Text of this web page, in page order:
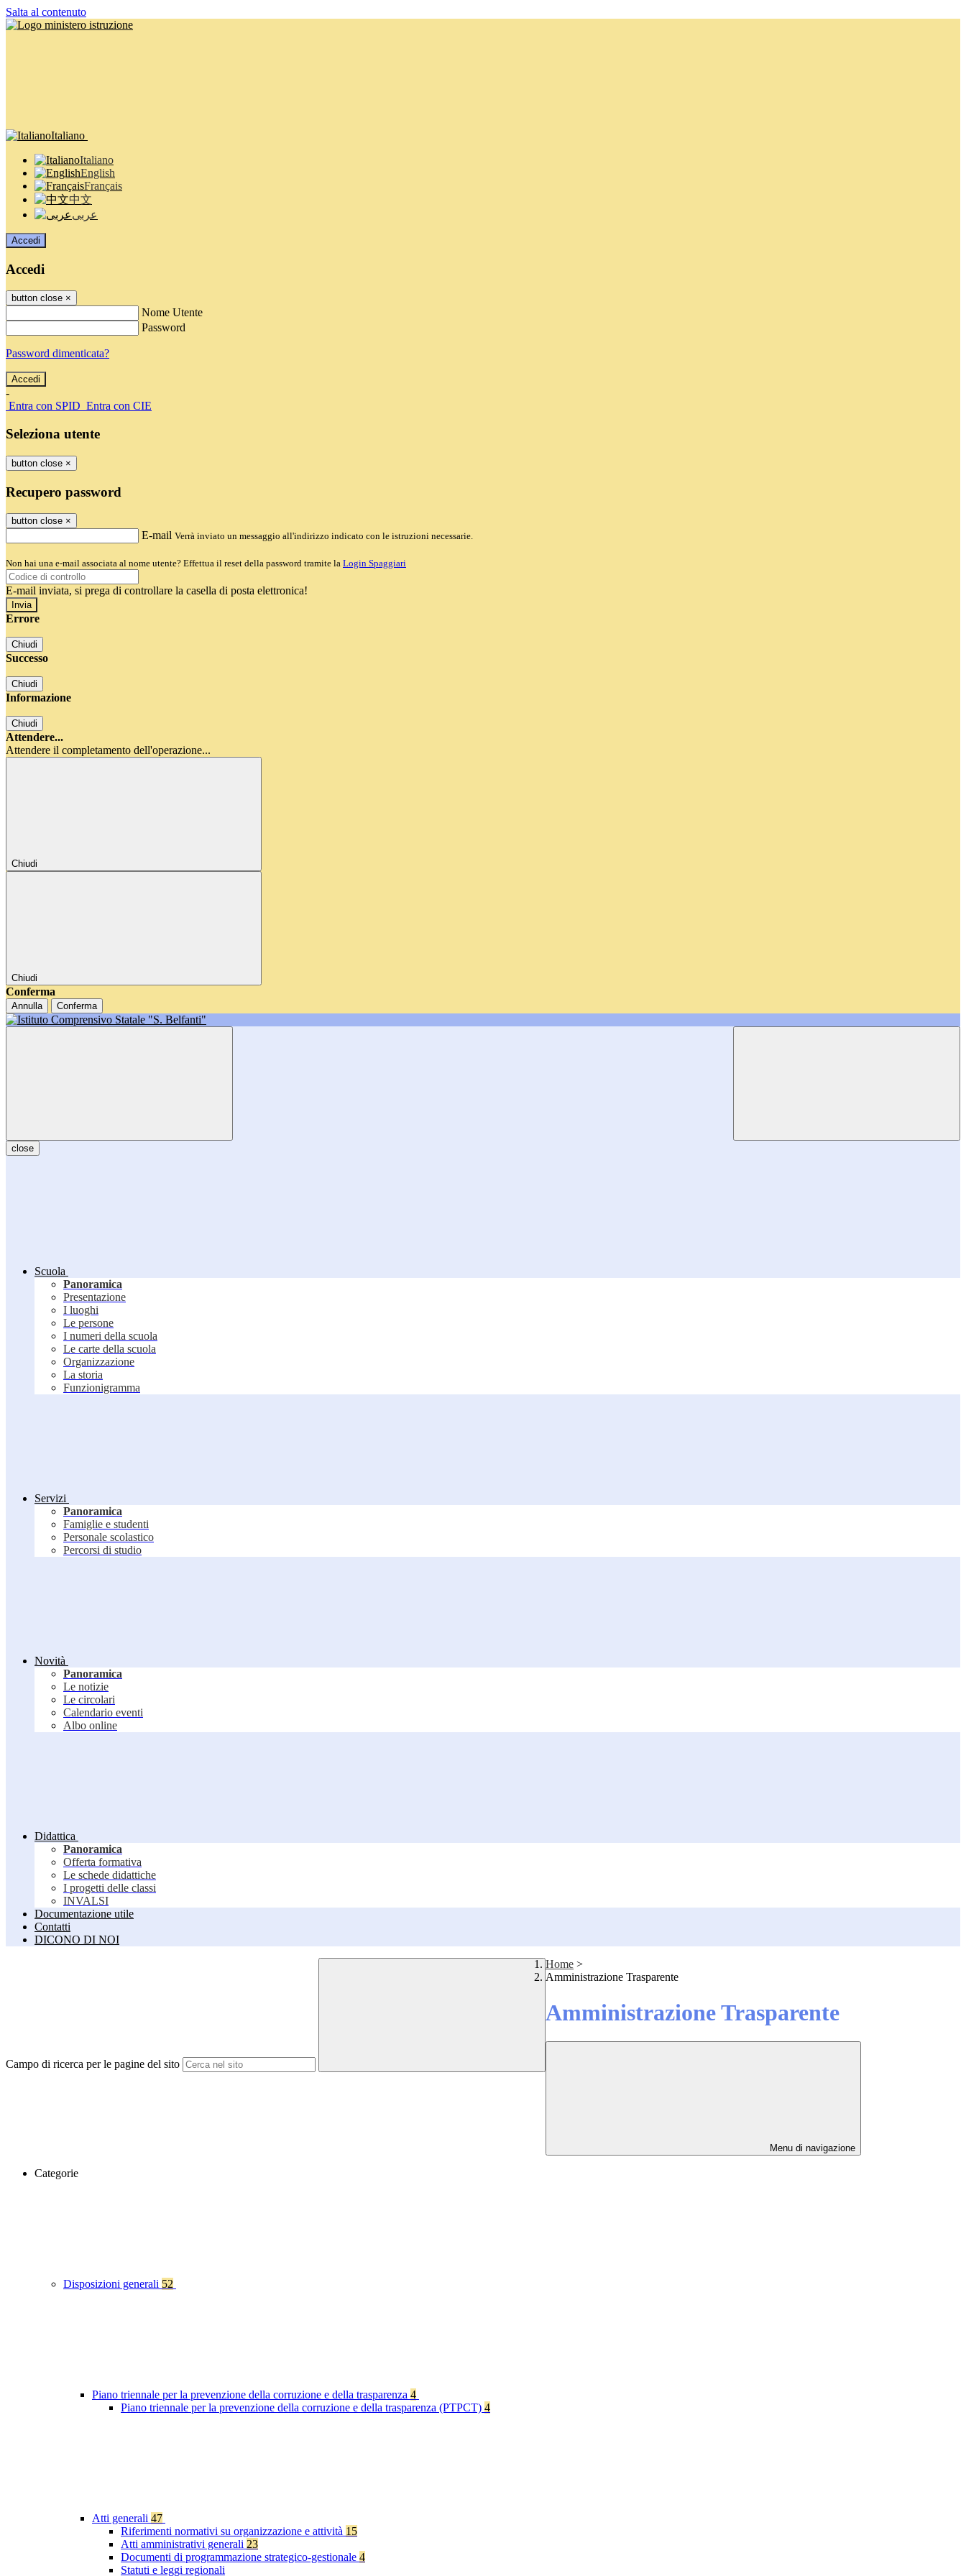
Salta al contenuto
Italiano
Italiano
English
Français
中文
عربى
Accedi
Accedi
button close ×
Nome Utente
Password
Password dimenticata?
-
Entra con SPID Entra con CIE
Seleziona utente
button close ×
Recupero password
button close ×
E-mail Verrà inviato un messaggio all'indirizzo indicato con le istruzioni necessarie.
Non hai una e-mail associata al nome utente? Effettua il reset della password tramite la Login Spaggiari
E-mail inviata, si prega di controllare la casella di posta elettronica!
Errore
Chiudi
Successo
Chiudi
Informazione
Chiudi
Attendere...
Attendere il completamento dell'operazione...
Chiudi
Chiudi
Conferma
Annulla Conferma
close
Scuola
Panoramica
Presentazione
I luoghi
Le persone
I numeri della scuola
Le carte della scuola
Organizzazione
La storia
Funzionigramma
Servizi
Panoramica
Famiglie e studenti
Personale scolastico
Percorsi di studio
Novità
Panoramica
Le notizie
Le circolari
Calendario eventi
Albo online
Didattica
Panoramica
Offerta formativa
Le schede didattiche
I progetti delle classi
INVALSI
Documentazione utile
Contatti
DICONO DI NOI
Campo di ricerca per le pagine del sito
Home >
Amministrazione Trasparente
Amministrazione Trasparente
Menu di navigazione
Categorie
Disposizioni generali 52
Piano triennale per la prevenzione della corruzione e della trasparenza 4
Piano triennale per la prevenzione della corruzione e della trasparenza (PTPCT) 4
Atti generali 47
Riferimenti normativi su organizzazione e attività 15
Atti amministrativi generali 23
Documenti di programmazione strategico-gestionale 4
Statuti e leggi regionali